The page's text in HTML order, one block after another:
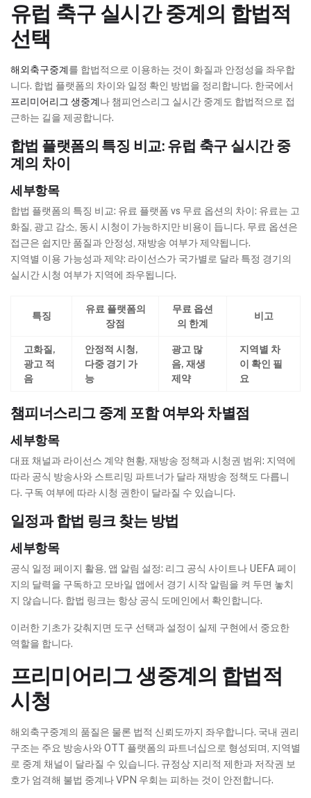
유럽 축구 실시간 중계의 합법적
선택
해외축구중계를 합법적으로 이용하는 것이 화질과 안정성을 좌우합
니다. 합법 플랫폼의 차이와 일정 확인 방법을 정리합니다. 한국에서
프리미어리그 생중계나 챔피언스리그 실시간 중계도 합법적으로 접
근하는 길을 제공합니다.
합법 플랫폼의 특징 비교: 유럽 축구 실시간 중
계의 차이
세부항목
합법 플랫폼의 특징 비교: 유료 플랫폼 vs 무료 옵션의 차이: 유료는 고
화질, 광고 감소, 동시 시청이 가능하지만 비용이 듭니다. 무료 옵션은
접근은 쉽지만 품질과 안정성, 재방송 여부가 제약됩니다.
지역별 이용 가능성과 제약: 라이선스가 국가별로 달라 특정 경기의
실시간 시청 여부가 지역에 좌우됩니다.
특징
유료 플랫폼의
장점
무료 옵션
의 한계
비고
고화질,
광고 적
음
안정적 시청,
다중 경기 가
능
광고 많
음, 재생
제약
지역별 차
이 확인 필
요
챔피너스리그 중계 포함 여부와 차별점
세부항목
대표 채널과 라이선스 계약 현황, 재방송 정책과 시청권 범위: 지역에
따라 공식 방송사와 스트리밍 파트너가 달라 재방송 정책도 다릅니
다. 구독 여부에 따라 시청 권한이 달라질 수 있습니다.
일정과 합법 링크 찾는 방법
세부항목
공식 일정 페이지 활용, 앱 알림 설정: 리그 공식 사이트나 UEFA 페이
지의 달력을 구독하고 모바일 앱에서 경기 시작 알림을 켜 두면 놓치
지 않습니다. 합법 링크는 항상 공식 도메인에서 확인합니다.
이러한 기초가 갖춰지면 도구 선택과 설정이 실제 구현에서 중요한
역할을 합니다.
프리미어리그 생중계의 합법적
시청
해외축구중계의 품질은 물론 법적 신뢰도까지 좌우합니다. 국내 권리
구조는 주요 방송사와 OTT 플랫폼의 파트너십으로 형성되며, 지역별
로 중계 채널이 달라질 수 있습니다. 규정상 지리적 제한과 저작권 보
호가 엄격해 불법 중계나 VPN 우회는 피하는 것이 안전합니다.